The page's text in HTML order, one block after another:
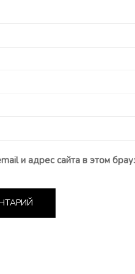
и адрес сайта в этом